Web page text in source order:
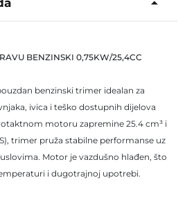
BENZINSKI 0,75KW/25,4CC
benzinski trimer idealan za
ivica i teško dostupnih dijelova
motoru zapremine 25.4 cm³ i
trimer pruža stabilne performanse uz
Motor je vazdušno hlađen, što
i dugotrajnoj upotrebi.